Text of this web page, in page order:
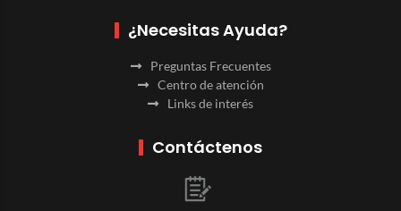
¿Necesitas Ayuda?
Preguntas Frecuentes
Centro de atención
Links de interés
Contáctenos